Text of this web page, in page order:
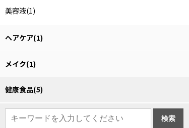
美容液(1)
ヘアケア(1)
メイク(1)
健康食品(5)
検索